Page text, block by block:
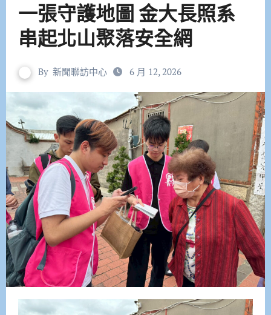
一張守護地圖 金大長照系
串起北山聚落安全網
By 新聞聯訪中心 6 月 12, 2026